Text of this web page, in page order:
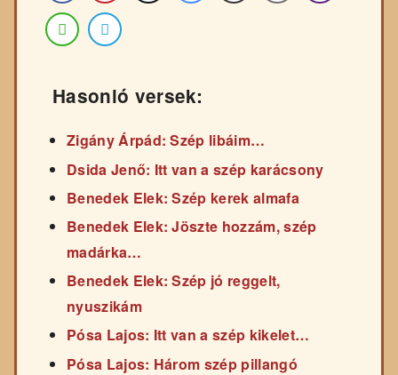
Hasonló versek:
Zigány Árpád: Szép libáim…
Dsida Jenő: Itt van a szép karácsony
Benedek Elek: Szép kerek almafa
Benedek Elek: Jöszte hozzám, szép
madárka…
Benedek Elek: Szép jó reggelt,
nyuszikám
Pósa Lajos: Itt van a szép kikelet…
Pósa Lajos: Három szép pillangó